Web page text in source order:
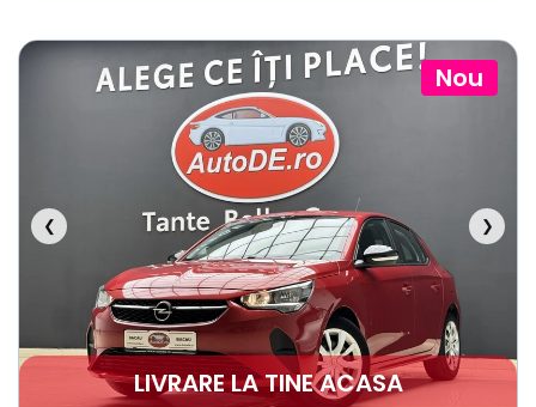
Nou
❮ ❯
LIVRARE LA TINE ACASA